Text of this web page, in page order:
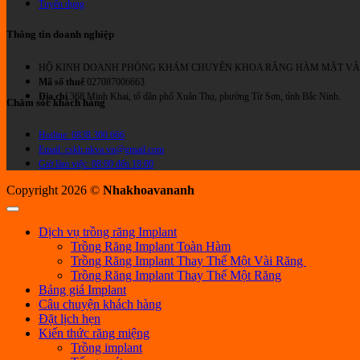
Tuyển dụng
Thông tin doanh nghiệp
HỘ KINH DOANH PHÒNG KHÁM CHUYÊN KHOA RĂNG HÀM MẶT
Mã số thuế 027087006663
Địa chỉ 368 Minh Khai, tổ dân phố Xuân Thụ, phường Từ Sơn, tỉnh Bắc Ninh.
Chăm sóc khách hàng
Hotline: 0838.300.666
Email: cskh.nkva.vn@gmail.com
Giờ làm việc: 08:00 đến 18:00
Copyright 2026 © Nhakhoavananh
Dịch vụ trồng răng Implant
Trồng Răng Implant Toàn Hàm
Trồng Răng Implant Thay Thế Một Vài Răng
Trồng Răng Implant Thay Thế Một Răng
Bảng giá Implant
Câu chuyện khách hàng
Đặt lịch hẹn
Kiến thức răng miệng
Trồng implant